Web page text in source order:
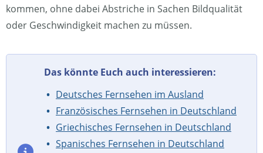
kommen, ohne dabei Abstriche in Sachen Bildqualität
oder Geschwindigkeit machen zu müssen.
Das könnte Euch auch interessieren:
Deutsches Fernsehen im Ausland
Französisches Fernsehen in Deutschland
Griechisches Fernsehen in Deutschland
Spanisches Fernsehen in Deutschland